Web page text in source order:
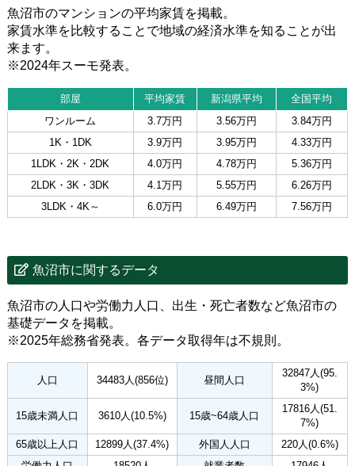
魚沼市のマンションの平均家賃を掲載。
家賃水準を比較することで地域の経済水準を知ることが出
来ます。
※2024年スーモ発表。
部屋 平均家賃 新潟県平均
全国平均
ワンルーム
3.7万円 3.56万円
3.84万円
1K・1DK
3.9万円 3.95万円
4.33万円
1LDK・2K・2DK
4.0万円 4.78万円
5.36万円
2LDK・3K・3DK
4.1万円 5.55万円
6.26万円
3LDK・4K～
6.0万円 6.49万円 7.56万円
魚沼市に関するデータ
魚沼市の人口や労働力人口、出生・死亡者数など魚沼市の
基礎データを掲載。
※2025年総務省発表。各データ取得年は不規則。
人口 34483人(856位) 昼間人口
32847人(95.
3%)
15歳未満人口 3610人(10.5%) 15歳~64歳人口
17816人(51.
7%)
65歳以上人口
12899人(37.4%) 外国人人口
220人(0.6%)